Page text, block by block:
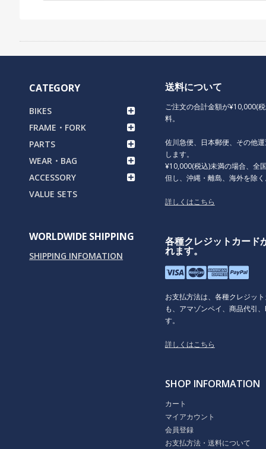
CATEGORY
BIKES
FRAME・FORK
PARTS
WEAR・BAG
ACCESSORY
VALUE SETS
WORLDWIDE SHIPPING
SHIPPING INFOMATION
送料について
ご注文の合計金額が¥10,000(
料。
佐川急便、日本郵便、その他
します。
¥10,000(税込)未満の場合、全
但し、沖縄・離島、海外を除
詳しくはこちら
各種クレジットカード
れます。
お支払方法は、各種クレジッ
も、アマゾンペイ、商品代引
す。
詳しくはこちら
SHOP INFORMATION
カート
マイアカウント
会員登録
お支払方法・送料について